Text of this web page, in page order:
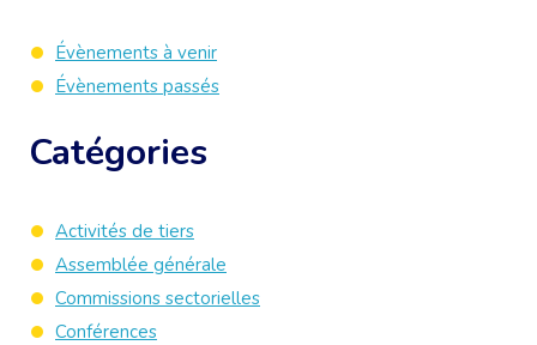
Évènements à venir
Évènements passés
Catégories
Activités de tiers
Assemblée générale
Commissions sectorielles
Conférences